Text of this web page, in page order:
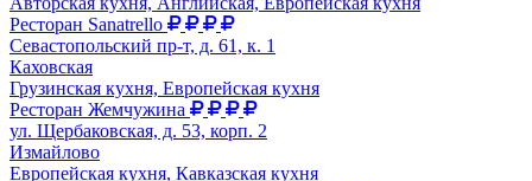
Ресторан Sanatrello
Севастопольский пр-т, д. 61, к. 1
Каховская
Грузинская кухня, Европейская кухня
Ресторан Жемчужина
ул. Щербаковская, д. 53, корп. 2
Измайлово
Европейская кухня, Кавказская кухня